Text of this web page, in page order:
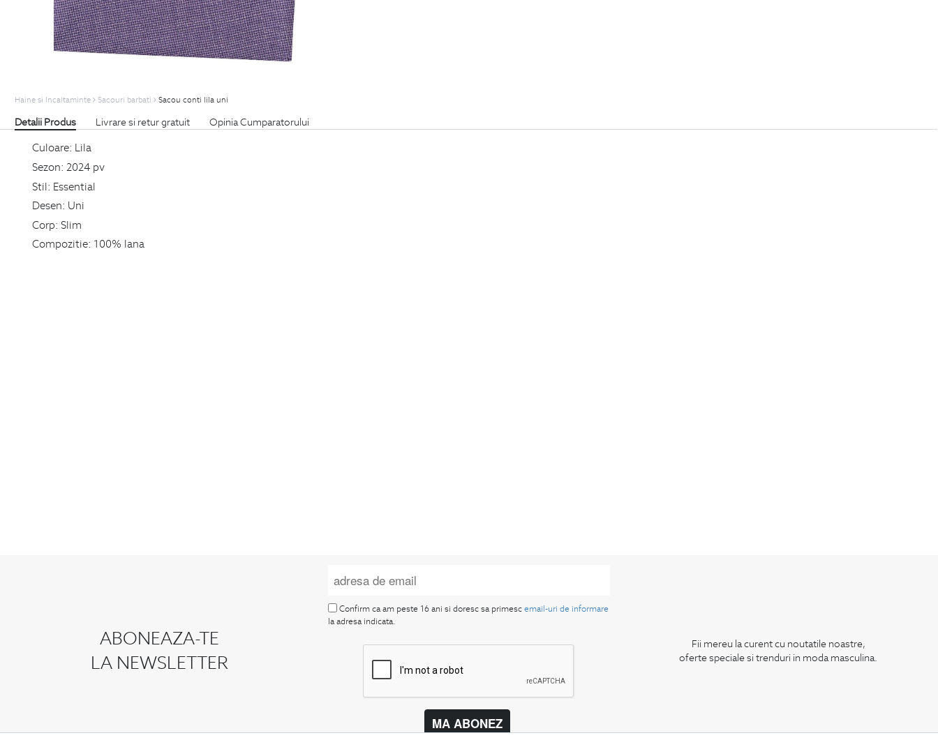
Haine si Incaltaminte Sacouri barbati Sacou conti lila uni
Detalii Produs Livrare si retur gratuit Opinia Cumparatorului
Culoare: Lila
Sezon: 2024 pv
Stil: Essential
Desen: Uni
Corp: Slim
Compozitie: 100% lana
ABONEAZA-TE
LA NEWSLETTER
Confirm ca am peste 16 ani si doresc sa primescemail-uri de informare
la adresa indicata.
MA ABONEZ
Fii mereu la curent cu noutatile noastre,
oferte speciale si trenduri in moda masculina.